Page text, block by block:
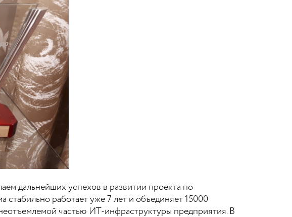
дальнейших успехов в развитии проекта по
работает уже 7 лет и объединяет 15000
частью ИТ-инфраструктуры предприятия. В